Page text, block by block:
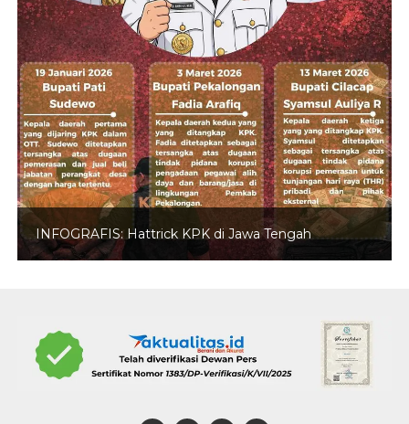
INFOGRAFIS: Hattrick KPK di Jawa Tengah